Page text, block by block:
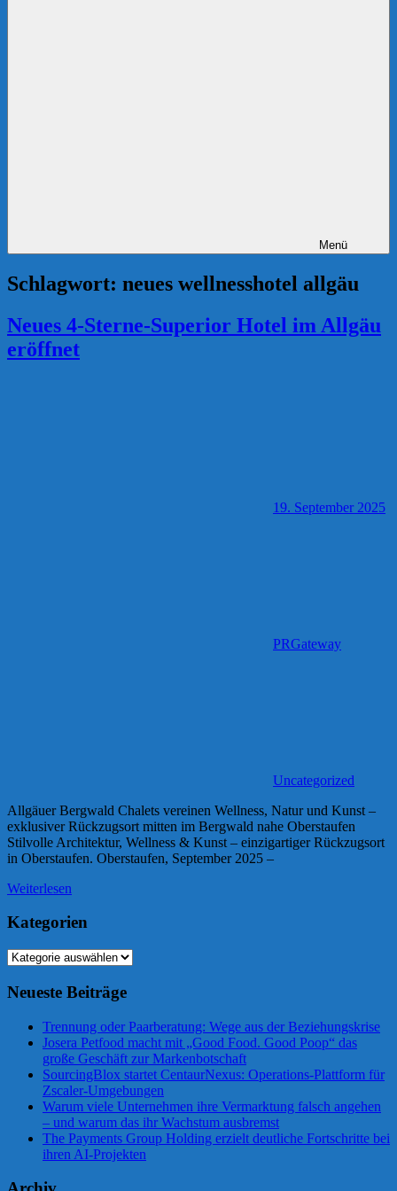
Menü
Schlagwort: neues wellnesshotel allgäu
Neues 4-Sterne-Superior Hotel im Allgäu
eröffnet
19. September 2025
PRGateway
Uncategorized
Allgäuer Bergwald Chalets vereinen Wellness, Natur und Kunst –
exklusiver Rückzugsort mitten im Bergwald nahe Oberstaufen
Stilvolle Architektur, Wellness & Kunst – einzigartiger Rückzugsort
in Oberstaufen. Oberstaufen, September 2025 –
Weiterlesen
Kategorien
Kategorien
Neueste Beiträge
Trennung oder Paarberatung: Wege aus der Beziehungskrise
Josera Petfood macht mit „Good Food. Good Poop“ das
große Geschäft zur Markenbotschaft
SourcingBlox startet CentaurNexus: Operations-Plattform für
Zscaler-Umgebungen
Warum viele Unternehmen ihre Vermarktung falsch angehen
– und warum das ihr Wachstum ausbremst
The Payments Group Holding erzielt deutliche Fortschritte bei
ihren AI-Projekten